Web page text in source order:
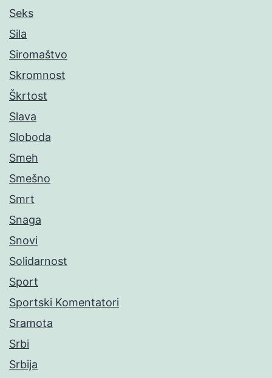
Seks
Sila
Siromaštvo
Skromnost
Škrtost
Slava
Sloboda
Smeh
Smešno
Smrt
Snaga
Snovi
Solidarnost
Sport
Sportski Komentatori
Sramota
Srbi
Srbija